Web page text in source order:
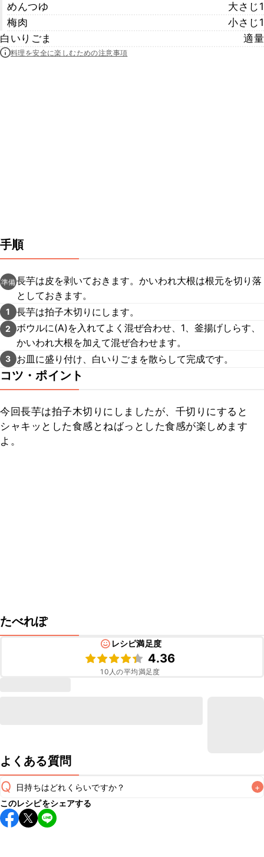
めんつゆ
大さじ1
梅肉
小さじ1
白いりごま
適量
料理を安全に楽しむための注意事項
手順
準備長芋は皮を剥いておきます。かいわれ大根は根元を切り落
としておきます。
1 長芋は拍子木切りにします。
2
ボウルに(A)を入れてよく混ぜ合わせ、1、釜揚げしらす、
かいわれ大根を加えて混ぜ合わせます。
3 お皿に盛り付け、白いりごまを散らして完成です。
コツ・ポイント
今回長芋は拍子木切りにしましたが、千切りにすると
シャキッとした食感とねばっとした食感が楽しめます
よ。
たべれぽ
レシピ満足度
4.36
10 人の平均満足度
よくある質問
Q 日持ちはどれくらいですか？ +
保存期間は冷蔵で当日中が目安です。なるべくお早めにお召
し上がりください。
このレシピをシェアする